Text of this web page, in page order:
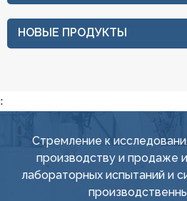
НОВЫЕ ПРОДУКТЫ
:
Стремление к
производству и продаже
лабораторных испытаний и